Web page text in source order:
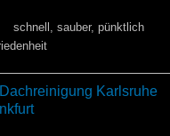
sauber, pünktlich